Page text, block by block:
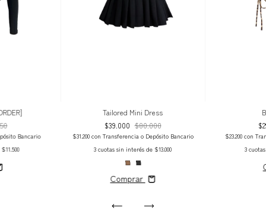
Bancario
$11.500
Tailored Mini Dress
$39.000 $80.000
$31.200 con Transferencia o Depósito Bancario
3 cuotas sin interés de $13.000
Comprar
$23.200con
3